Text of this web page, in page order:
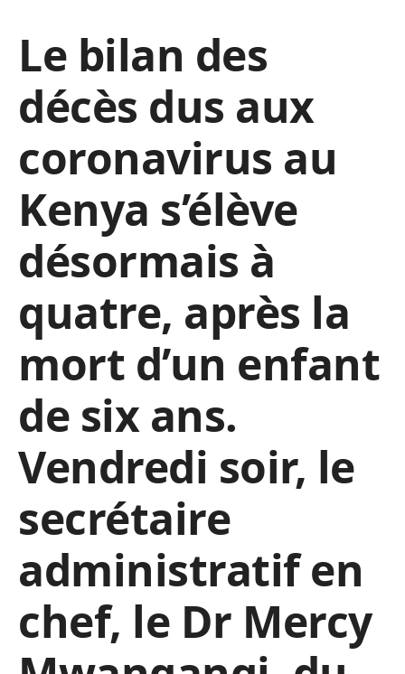
Le bilan des
décès dus aux
coronavirus au
Kenya s’élève
désormais à
quatre, après la
mort d’un enfant
de six ans.
Vendredi soir, le
secrétaire
administratif en
chef, le Dr Mercy